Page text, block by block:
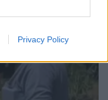
Privacy Policy